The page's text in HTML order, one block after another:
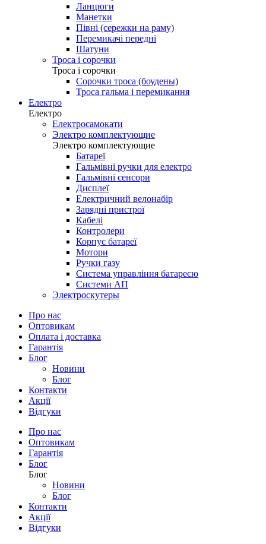
Ланцюги
Манетки
Півні (сережки на раму)
Перемикачі передні
Шатуни
Троса і сорочки
Троса і сорочки
Сорочки троса (боудены)
Троса гальма і перемикання
Електро
Електро
Електросамокати
Электро комплектующие
Электро комплектующие
Батареї
Гальмівні ручки для електро
Гальмівні сенсори
Дисплеї
Електричний велонабір
Зарядні пристрої
Кабелі
Контролери
Корпус батареї
Мотори
Ручки газу
Система управління батареєю
Системи АП
Электроскутеры
Про нас
Оптовикам
Оплата і доставка
Гарантія
Блог
Новини
Блог
Контакти
Акції
Відгуки
Про нас
Оптовикам
Гарантія
Блог
Блог
Новини
Блог
Контакти
Акції
Відгуки